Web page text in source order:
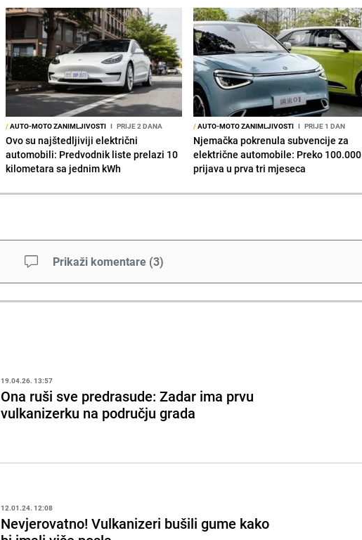
/AUTO-MOTO ZANIMLJIVOSTI I PRIJE 2 DANA
Ovo su najštedljiviji električni
automobili: Predvodnik liste prelazi 10
kilometara sa jednim kWh
/AUTO-MOTO ZANIMLJIVOSTI I PRIJE 1 DAN
Njemačka pokrenula subvencije za
električne automobile: Preko 100.000
prijava u prva tri mjeseca
Prikaži komentare (3)
19.04.26. 13:57
Ona ruši sve predrasude: Zadar ima prvu
vulkanizerku na području grada
12.01.24. 12:08
Nevjerovatno! Vulkanizeri bušili gume kako